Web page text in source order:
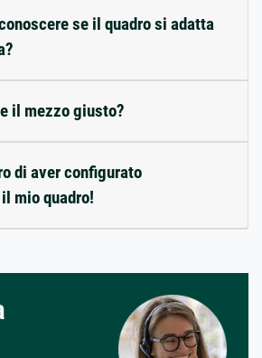
se il quadro si adatta
il mezzo giusto?
di aver configurato
mio quadro!